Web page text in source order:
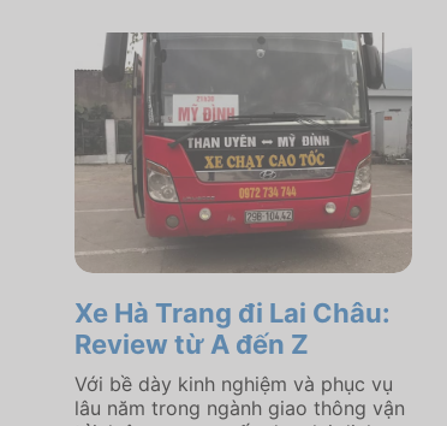
Xe Hà Trang đi Lai Châu:
Review từ A đến Z
Với bề dày kinh nghiệm và phục vụ
lâu năm trong ngành giao thông vận